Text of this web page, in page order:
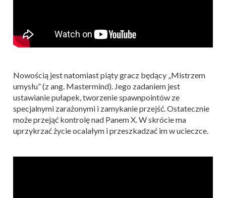
Nowością jest natomiast piąty gracz będący „Mistrzem
umysłu” (z ang. Mastermind). Jego zadaniem jest
ustawianie pułapek, tworzenie spawnpointów ze
specjalnymi zarażonymi i zamykanie przejść. Ostatecznie
może przejąć kontrolę nad Panem X. W skrócie ma
uprzykrzać życie ocalałym i przeszkadzać im w ucieczce.